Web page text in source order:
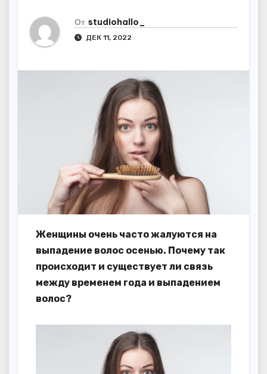
От studiohallo_
ДЕК 11, 2022
Женщины очень часто жалуются на
выпадение волос осенью. Почему так
происходит и существует ли связь
между временем года и выпадением
волос?